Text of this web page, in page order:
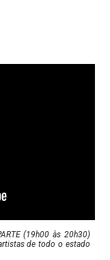
(19h00 às 20h30)
de todo o estado